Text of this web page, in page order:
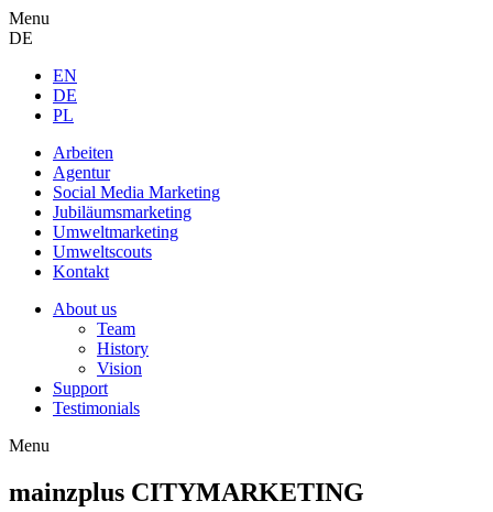
Menu
DE
EN
DE
PL
Arbeiten
Agentur
Social Media Marketing
Jubiläums­marketing
Umweltmarketing
Umweltscouts
Kontakt
About us
Team
History
Vision
Support
Testimonials
Menu
mainzplus CITYMARKETING